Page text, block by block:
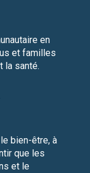
en
et familles
la santé.
bien-être, à
que les
et le